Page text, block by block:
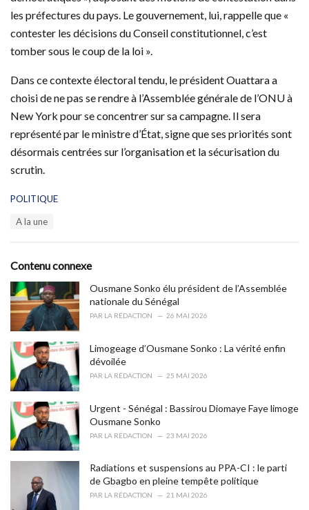
les préfectures du pays. Le gouvernement, lui, rappelle que «
contester les décisions du Conseil constitutionnel, c’est
tomber sous le coup de la loi ».
Dans ce contexte électoral tendu, le président Ouattara a
choisi de ne pas se rendre à l’Assemblée générale de l’ONU à
New York pour se concentrer sur sa campagne. Il sera
représenté par le ministre d’État, signe que ses priorités sont
désormais centrées sur l’organisation et la sécurisation du
scrutin.
C
o
r
i
e
s
POLITIQUE
:
A la une
Contenu connexe
Ousmane Sonko élu président de l’Assemblée
nationale du Sénégal
PAR LA RÉDACTION 26 MAI 2026
Limogeage d’Ousmane Sonko : La vérité enfin
dévoilée
PAR LA RÉDACTION 25 MAI 2026
Urgent - Sénégal : Bassirou Diomaye Faye limoge
Ousmane Sonko
PAR LA RÉDACTION 23 MAI 2026
Radiations et suspensions au PPA-CI : le parti
de Gbagbo en pleine tempête politique
PAR LA RÉDACTION 21 MAI 2026